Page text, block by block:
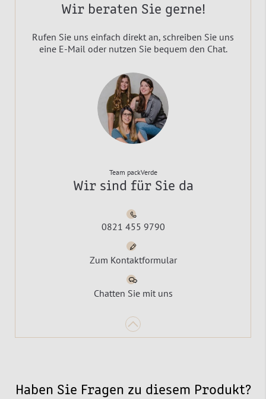
Wir beraten Sie gerne!
Rufen Sie uns einfach direkt an, schreiben Sie uns
eine E-Mail oder nutzen Sie bequem den Chat.
Team packVerde
Wir sind für Sie da
0821 455 9790
Zum Kontaktformular
Chatten Sie mit uns
Haben Sie Fragen zu diesem Produkt?